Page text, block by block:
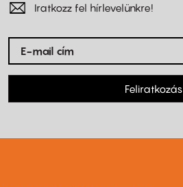
Iratkozz fel hírlevelünkre!
Feliratkozás